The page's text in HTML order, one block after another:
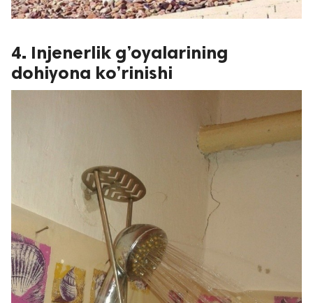
4. Injenerlik g’oyalarining
dohiyona ko’rinishi